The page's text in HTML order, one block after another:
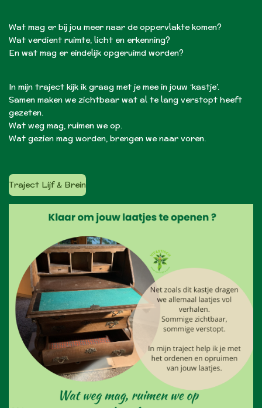
Wat mag er bij jou meer naar de oppervlakte komen?
Wat verdient ruimte, licht en erkenning?
En wat mag er eindelijk opgeruimd worden?
In mijn traject kijk ik graag met je mee in jouw ‘kastje’.
Samen maken we zichtbaar wat al te lang verstopt heeft
gezeten.
Wat weg mag, ruimen we op.
Wat gezien mag worden, brengen we naar voren.
Traject Lijf & Brein